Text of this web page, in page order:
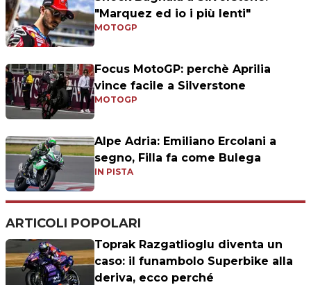
"Marquez ed io i più lenti"
MOTOGP
Focus MotoGP: perchè Aprilia
vince facile a Silverstone
MOTOGP
Alpe Adria: Emiliano Ercolani a
segno, Filla fa come Bulega
IN PISTA
ARTICOLI POPOLARI
Toprak Razgatlioglu diventa un
caso: il funambolo Superbike alla
deriva, ecco perché